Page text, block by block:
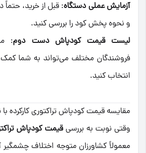
آزمایش عملی دستگاه: قبل از خرید، حتماً
و نحوه پخش کود را بررسی کنید.
لیست قیمت کودپاش دست دوم:
فروشندگان مختلف می‌تواند به شما کمک
انتخاب کنید.
مقایسه قیمت کودپاش تراکتوری کارکرده با
وقتی نوبت به بررسیقیمت کودپاش
معمولاً کشاورزان متوجه اختلاف چشمگیر